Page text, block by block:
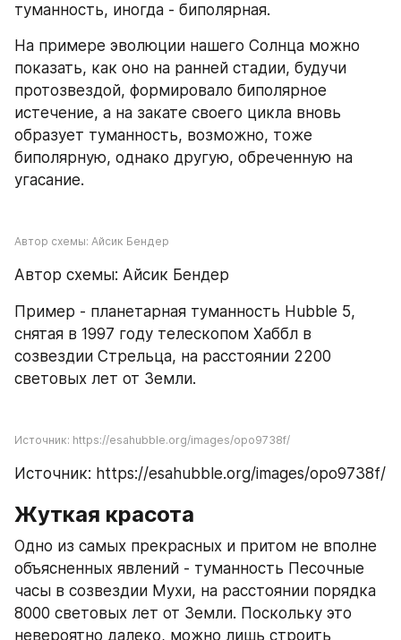
туманность, иногда - биполярная.
На примере эволюции нашего Солнца можно
показать, как оно на ранней стадии, будучи
протозвездой, формировало биполярное
истечение, а на закате своего цикла вновь
образует туманность, возможно, тоже
биполярную, однако другую, обреченную на
угасание.
Автор схемы: Айсик Бендер
Автор схемы: Айсик Бендер
Пример - планетарная туманность Hubble 5,
снятая в 1997 году телескопом Хаббл в
созвездии Стрельца, на расстоянии 2200
световых лет от Земли.
Источник: https://esahubble.org/images/opo9738f/
Источник: https://esahubble.org/images/opo9738f/
Жуткая красота
Одно из самых прекрасных и притом не вполне
объясненных явлений - туманность Песочные
часы в созвездии Мухи, на расстоянии порядка
8000 световых лет от Земли. Поскольку это
невероятно далеко, можно лишь строить